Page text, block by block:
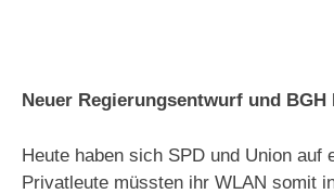
Neuer Regierungsentwurf und
Heute haben sich SPD und Union
Privatleute müssten ihr WLAN somit